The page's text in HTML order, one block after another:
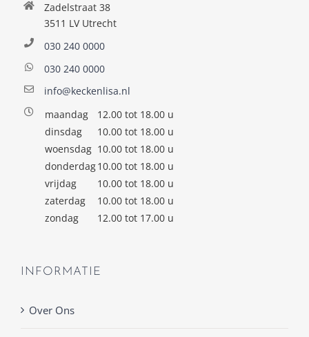
Zadelstraat 38
3511 LV Utrecht
030 240 0000
030 240 0000
info@keckenlisa.nl
maandag
12.00 tot 18.00 u
dinsdag
10.00 tot 18.00 u
woensdag 10.00 tot 18.00 u
donderdag10.00 tot 18.00 u
vrijdag
10.00 tot 18.00 u
zaterdag
10.00 tot 18.00 u
zondag
12.00 tot 17.00 u
INFORMATIE
Over Ons